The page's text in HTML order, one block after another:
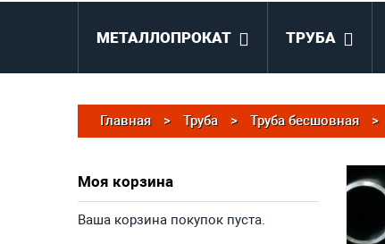
МЕТАЛЛОПРОКАТ ТРУБА
Главная > Труба > Труба бесшовная >
Моя корзина
Ваша корзина покупок пуста.